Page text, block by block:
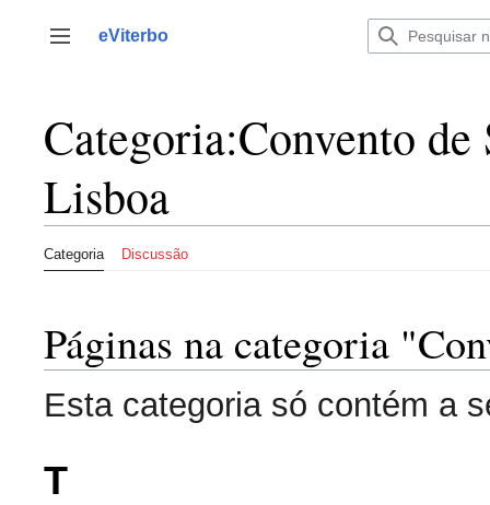
para
Alternar barra lateral
eViterbo
Categoria:Convento de
Lisboa
Categoria Discussão
Páginas na categoria
Esta categoria só contém a
T